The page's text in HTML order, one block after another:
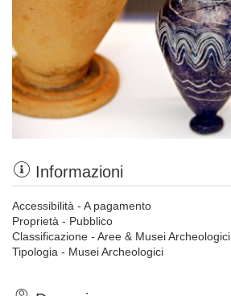
Informazioni
Accessibilità - A pagamento
Proprietà - Pubblico
Classificazione - Aree & Musei Archeologici
Tipologia - Musei Archeologici